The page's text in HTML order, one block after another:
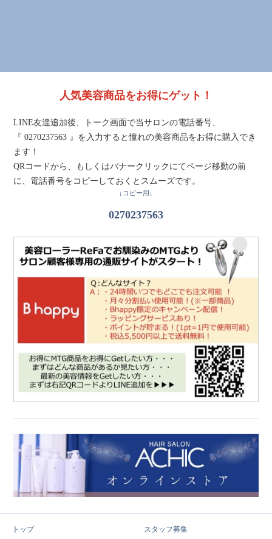
人気美容商品をお得にゲット！
LINE友達追加後、トーク画面で当サロンの電話番号、
『 0270237563 』を入力すると憧れの美容商品をお得に購入でき
ます！
QRコードから、もしくはバナークリックにてページ移動の前
に、電話番号をコピーしておくとスムーズです。
↓コピー用↓
0270237563
トップ スタッフ募集